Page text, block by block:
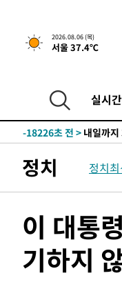
2026.08.06 (목)
서울 37.4℃
실시간
0.49%↑
-31186초 전 >[속보]코
-31116초 전 > [속보]코
-28580초 전 >
"여기
-25625초 전 >
-18226초 전 > 내일까
-17841초 전 >
"美간섭
-14361초 전 >[속보]산
색
-12445초 전 >[속보]산
-12238초 전 >[속보]코
-11510초 전 >[속보]전
정치 정치최
이 대통
기하지